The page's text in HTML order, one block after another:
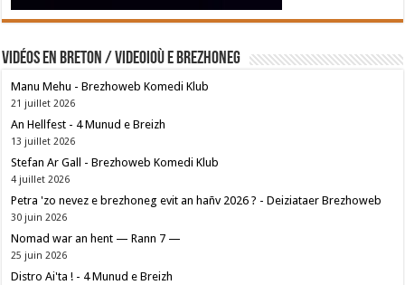
Vidéos en breton / Videoioù e brezhoneg
Manu Mehu - Brezhoweb Komedi Klub
21 juillet 2026
An Hellfest - 4 Munud e Breizh
13 juillet 2026
Stefan Ar Gall - Brezhoweb Komedi Klub
4 juillet 2026
Petra 'zo nevez e brezhoneg evit an hañv 2026 ? - Deiziataer Brezhoweb
30 juin 2026
Nomad war an hent — Rann 7 —
25 juin 2026
Distro Ai'ta ! - 4 Munud e Breizh